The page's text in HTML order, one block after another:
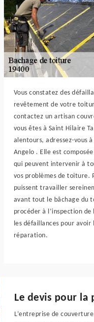
Vous constatez des
revêtement de votre
contactez un artisan
vous êtes à Saint Hilaire
alentours, adressez-vous
Angelo . Elle est
qui peuvent intervenir à
vos problèmes de toiture.
puissent travailler
avant tout le bâchage du
procéder à l’inspection
les défaillances pour
réparation.
Le devis pour la
L’entreprise de